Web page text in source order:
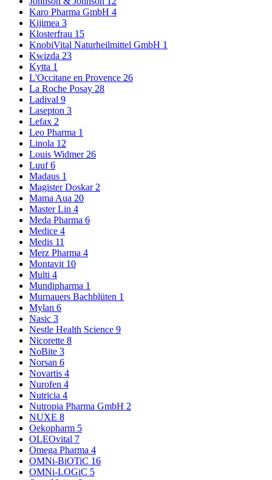
Karo Pharma GmbH 4
Kijimea 3
Klosterfrau 15
KnobiVital Naturheilmittel GmbH 1
Kwizda 23
Kytta 1
L'Occitane en Provence 26
La Roche Posay 28
Ladival 9
Lasepton 3
Lefax 2
Leo Pharma 1
Linola 12
Louis Widmer 26
Luuf6
Madaus 1
Magister Doskar 2
Mama Aua 20
Master Lin 4
Meda Pharma 6
Medice 4
Medis 11
Merz Pharma 4
Montavit 10
Multi 4
Mundipharma 1
Murnauers Bachblüten 1
Mylan 6
Nasic 3
Nestle Health Science 9
Nicorette 8
NoBite 3
Norsan 6
Novartis 4
Nurofen 4
Nutricia 4
Nutropia Pharma GmbH 2
NUXE 8
Oekopharm 5
OLEOvital 7
Omega Pharma 4
OMNi-BiOTiC 16
OMNi-LOGiC 5